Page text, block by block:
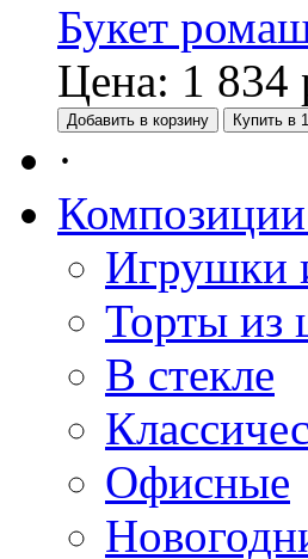
Букет
Цена: 1 834
Добавить в корзину Купить в
·
Композиции
Игрушки
Торты из
В стекле
Офисные